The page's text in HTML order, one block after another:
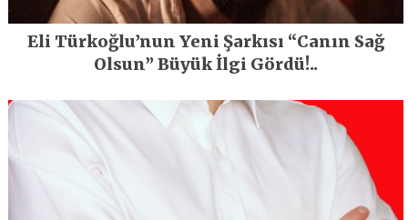
Eli Türkoğlu’nun Yeni Şarkısı “Canın Sağ
Olsun” Büyük İlgi Gördü!..